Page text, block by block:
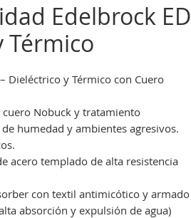
Edelbrock ED
Térmico
Dieléctrico y Térmico con Cuero
cuero Nobuck y tratamiento
humedad y ambientes agresivos.
acero templado de alta resistencia
con textil antimicótico y armado
absorción y expulsión de agua)